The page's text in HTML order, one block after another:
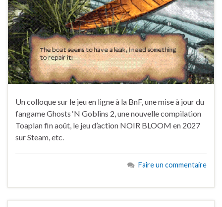
Un colloque sur le jeu en ligne à la BnF, une mise à jour du
fangame Ghosts ‘N Goblins 2, une nouvelle compilation
Toaplan fin août, le jeu d’action NOIR BLOOM en 2027
sur Steam, etc.
Faire un commentaire